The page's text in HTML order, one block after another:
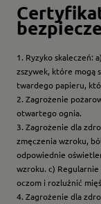
1. Ryzyko skaleczeń:
zszywek, które mogą
twardego papieru,
2. Zagrożenie
otwartego ognia.
3. Zagrożenie dla
zmęczenia wzroku,
odpowiednie
wzroku. c)
oczom i rozluźnić
4. Zagrożenie dla